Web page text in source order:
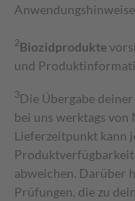
2Biozidprodukte
und
3Die Übergabe
bei uns werktags von
Lieferzeitpunkt kann
abweichen. Darüber
Prüfungen, die zu